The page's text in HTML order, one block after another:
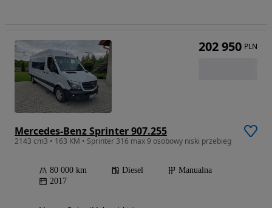
Mercedes-Benz Sprinter 907.255
2143 cm3 • 163 KM • Sprinter 316 max 9 osobowy niski przebieg
80 000 km Diesel
Manualna
2017
202 950 PLN